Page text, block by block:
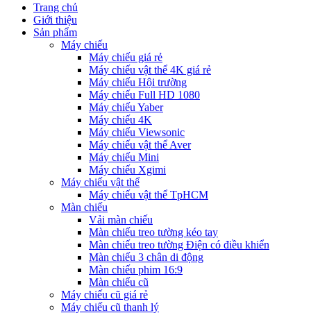
Trang chủ
Giới thiệu
Sản phẩm
Máy chiếu
Máy chiếu giá rẻ
Máy chiếu vật thể 4K giá rẻ
Máy chiếu Hội trường
Máy chiếu Full HD 1080
Máy chiếu Yaber
Máy chiếu 4K
Máy chiếu Viewsonic
Máy chiếu vật thể Aver
Máy chiếu Mini
Máy chiếu Xgimi
Máy chiếu vật thể
Máy chiếu vật thể TpHCM
Màn chiếu
Vải màn chiếu
Màn chiếu treo tường kéo tay
Màn chiếu treo tường Điện có điều khiển
Màn chiếu 3 chân di động
Màn chiếu phim 16:9
Màn chiếu cũ
Máy chiếu cũ giá rẻ
Máy chiếu cũ thanh lý